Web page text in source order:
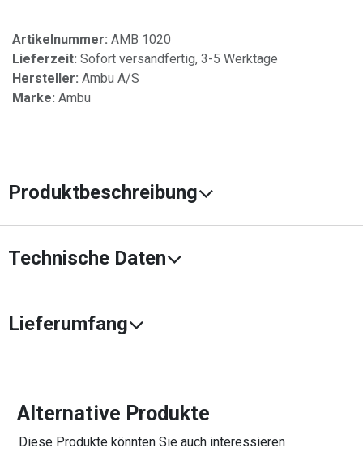
Artikelnummer: AMB 1020
Lieferzeit: Sofort versandfertig, 3-5 Werktage
Hersteller: Ambu A/S
Marke: Ambu
Produktbeschreibung
Technische Daten
Lieferumfang
Alternative Produkte
Diese Produkte könnten Sie auch interessieren